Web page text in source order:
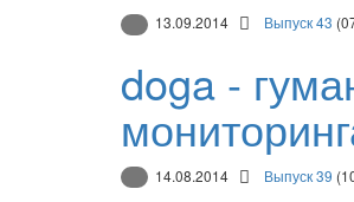
13.09.2014 Выпуск 43
doga -
14.08.2014 Выпуск 39